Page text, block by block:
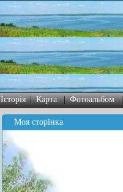
Історія | Карта | Фотоальбом |
Моя сторінка